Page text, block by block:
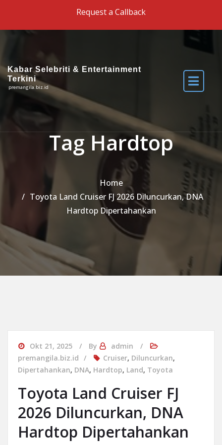
Request a Callback
Kabar Selebriti & Entertainment
Terkini
premangila.biz.id
Tag Hardtop
Home
Toyota Land Cruiser FJ 2026 Diluncurkan, DNA
Hardtop Dipertahankan
Okt 21, 2025 By
admin
premangila.biz.id
Cruiser, Diluncurkan,
Dipertahankan, DNA, Hardtop, Land, Toyota
Toyota Land Cruiser FJ
2026 Diluncurkan, DNA
Hardtop Dipertahankan